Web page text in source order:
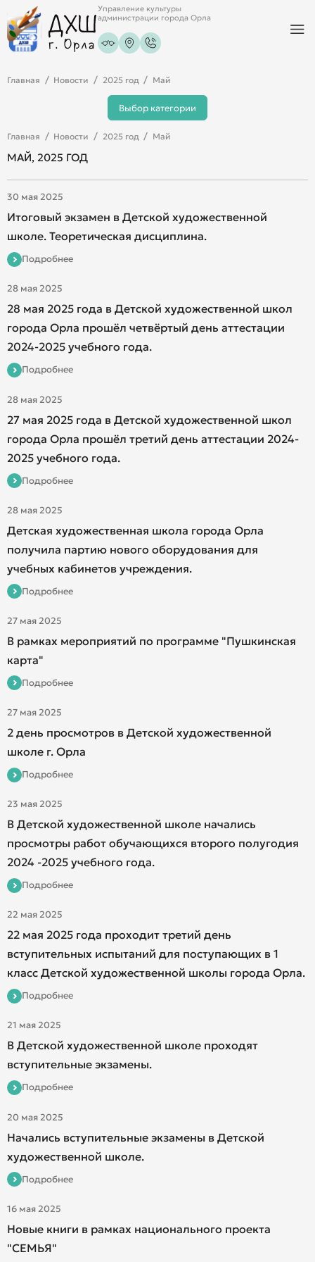
Управление культуры
администрации города Орла
Главная Новости 2025 год Май
Выбор категории
Главная Новости 2025 год Май
МАЙ, 2025 ГОД
30 мая 2025
Итоговый экзамен в Детской художественной
школе. Теоретическая дисциплина.
Подробнее
28 мая 2025
28 мая 2025 года в Детской художественной школ
города Орла прошёл четвёртый день аттестации
2024-2025 учебного года.
Подробнее
28 мая 2025
27 мая 2025 года в Детской художественной школ
города Орла прошёл третий день аттестации 2024-
2025 учебного года.
Подробнее
28 мая 2025
Детская художественная школа города Орла
получила партию нового оборудования для
учебных кабинетов учреждения.
Подробнее
27 мая 2025
В рамках мероприятий по программе "Пушкинская
карта"
Подробнее
27 мая 2025
2 день просмотров в Детской художественной
школе г. Орла
Подробнее
23 мая 2025
В Детской художественной школе начались
просмотры работ обучающихся второго полугодия
2024 -2025 учебного года.
Подробнее
22 мая 2025
22 мая 2025 года проходит третий день
вступительных испытаний для поступающих в 1
класс Детской художественной школы города Орла.
Подробнее
21 мая 2025
В Детской художественной школе проходят
вступительные экзамены.
Подробнее
20 мая 2025
Начались вступительные экзамены в Детской
художественной школе.
Подробнее
16 мая 2025
Новые книги в рамках национального проекта
"СЕМЬЯ"